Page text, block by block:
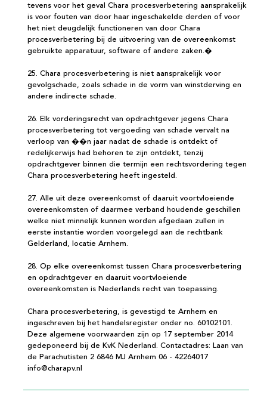
tevens voor het geval Chara procesverbetering aansprakelijk
is voor fouten van door haar ingeschakelde derden of voor
het niet deugdelijk functioneren van door Chara
procesverbetering bij de uitvoering van de overeenkomst
gebruikte apparatuur, software of andere zaken.�
25. Chara procesverbetering is niet aansprakelijk voor
gevolgschade, zoals schade in de vorm van winstderving en
andere indirecte schade.
26. Elk vorderingsrecht van opdrachtgever jegens Chara
procesverbetering tot vergoeding van schade vervalt na
verloop van ��n jaar nadat de schade is ontdekt of
redelijkerwijs had behoren te zijn ontdekt, tenzij
opdrachtgever binnen die termijn een rechtsvordering tegen
Chara procesverbetering heeft ingesteld.
27. Alle uit deze overeenkomst of daaruit voortvloeiende
overeenkomsten of daarmee verband houdende geschillen
welke niet minnelijk kunnen worden afgedaan zullen in
eerste instantie worden voorgelegd aan de rechtbank
Gelderland, locatie Arnhem.
28. Op elke overeenkomst tussen Chara procesverbetering
en opdrachtgever en daaruit voortvloeiende
overeenkomsten is Nederlands recht van toepassing.
Chara procesverbetering, is gevestigd te Arnhem en
ingeschreven bij het handelsregister onder no. 60102101.
Deze algemene voorwaarden zijn op 17 september 2014
gedeponeerd bij de KvK Nederland. Contactadres: Laan van
de Parachutisten 2 6846 MJ Arnhem 06 - 42264017
info@charapv.nl